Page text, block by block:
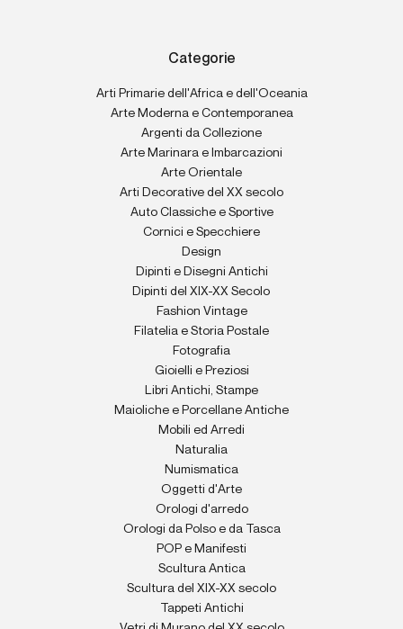
Categorie
Arti Primarie dell'Africa e dell'Oceania
Arte Moderna e Contemporanea
Argenti da Collezione
Arte Marinara e Imbarcazioni
Arte Orientale
Arti Decorative del XX secolo
Auto Classiche e Sportive
Cornici e Specchiere
Design
Dipinti e Disegni Antichi
Dipinti del XIX-XX Secolo
Fashion Vintage
Filatelia e Storia Postale
Fotografia
Gioielli e Preziosi
Libri Antichi, Stampe
Maioliche e Porcellane Antiche
Mobili ed Arredi
Naturalia
Numismatica
Oggetti d'Arte
Orologi d'arredo
Orologi da Polso e da Tasca
POP e Manifesti
Scultura Antica
Scultura del XIX-XX secolo
Tappeti Antichi